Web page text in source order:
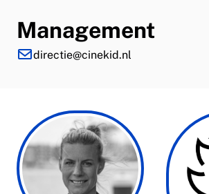
Management
directie@cinekid.nl